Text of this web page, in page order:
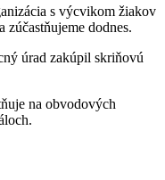
s výcvikom žiakov
zúčastňujeme dodnes.
úrad zakúpil skriňovú
na obvodových